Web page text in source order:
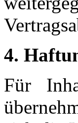
4.
Für